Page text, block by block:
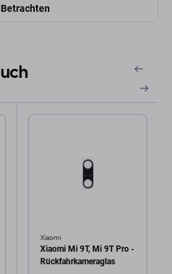
Betrachten
Xiaomi
Xiaomi Mi 9T, Mi 9T Pro -
Rückfahrkameraglas